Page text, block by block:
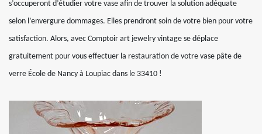
s’occuperont d’étudier votre vase afin de trouver la solution adéquate
selon l’envergure dommages. Elles prendront soin de votre bien pour votre
satisfaction. Alors, avec Comptoir art jewelry vintage se déplace
gratuitement pour vous effectuer la restauration de votre vase pâte de
verre École de Nancy à Loupiac dans le 33410 !